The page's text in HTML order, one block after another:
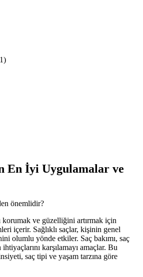
En İyi Uygulamalar ve
önemlidir?
korumak ve güzelliğini artırmak için
içerir. Sağlıklı saçlar, kişinin genel
olumlu yönde etkiler. Saç bakımı, saç
karşılamayı amaçlar. Bu
saç tipi ve yaşam tarzına göre